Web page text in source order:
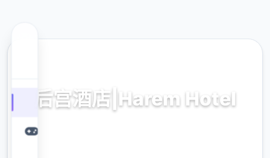
后宫酒店|Harem Hotel